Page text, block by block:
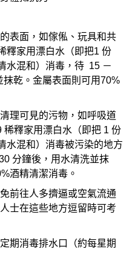
表面，如傢俬、玩具和共
釋家用漂白水（即把1 份
水混和）消毒，待 15 －
乾。金屬表面則可用70%
理可見的污物，如呼吸道
稀釋家用漂白水（即把 1 份
水混和）消毒被污染的地方
分鐘後，用水清洗並抹
酒精清潔消毒。
前往人多擠逼或空氣流通
士在這些地方逗留時可考
期消毒排水口（約每星期